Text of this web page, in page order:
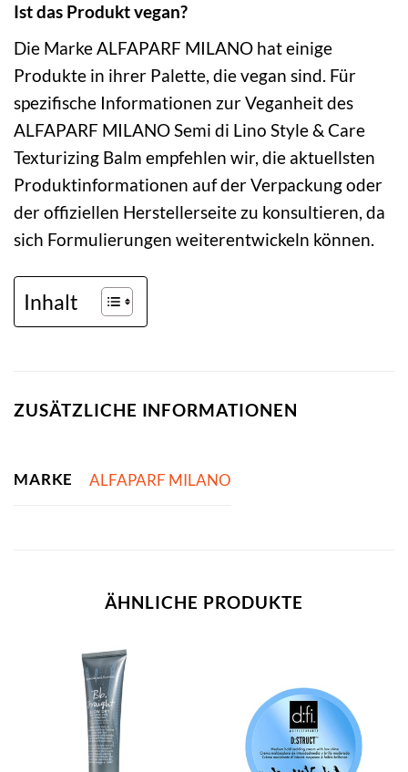
Ist das Produkt vegan?
Die Marke ALFAPARF MILANO hat einige
Produkte in ihrer Palette, die vegan sind. Für
spezifische Informationen zur Veganheit des
ALFAPARF MILANO Semi di Lino Style & Care
Texturizing Balm empfehlen wir, die aktuellsten
Produktinformationen auf der Verpackung oder
der offiziellen Herstellerseite zu konsultieren, da
sich Formulierungen weiterentwickeln können.
Inhalt
ZUSÄTZLICHE INFORMATIONEN
MARKE ALFAPARF MILANO
ÄHNLICHE PRODUKTE